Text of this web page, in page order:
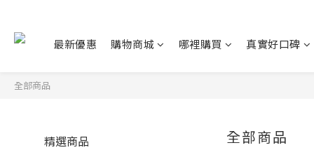
最新優惠 購物商城 哪裡購買 真實好口碑
全部商品
精選商品
全部商品